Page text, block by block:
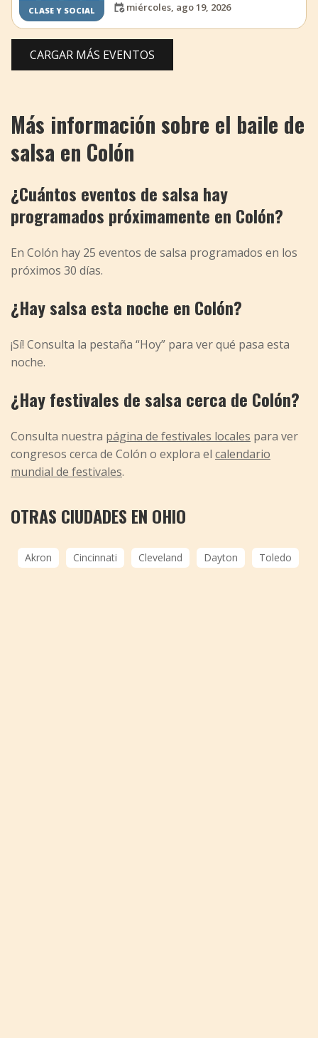
CLASE Y SOCIAL
miércoles, ago 19, 2026
CARGAR MÁS EVENTOS
Más información sobre el baile de
salsa en Colón
¿Cuántos eventos de salsa hay
programados próximamente en Colón?
En Colón hay 25 eventos de salsa programados en los
próximos 30 días.
¿Hay salsa esta noche en Colón?
¡Sí! Consulta la pestaña “Hoy” para ver qué pasa esta
noche.
¿Hay festivales de salsa cerca de Colón?
Consulta nuestra página de festivales locales para ver
congresos cerca de Colón o explora el calendario
mundial de festivales.
OTRAS CIUDADES EN OHIO
Akron Cincinnati Cleveland Dayton Toledo